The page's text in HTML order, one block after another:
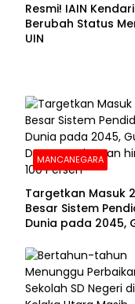
Resmi! IAIN Kendari
Berubah Status
UIN
MANCANEGARA
Targetkan Masuk
Besar Sistem
Dunia pada 2045,
100 Persen